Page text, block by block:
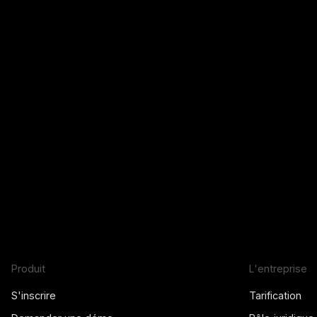
Produit
S'inscrire
L'entreprise
Tarification